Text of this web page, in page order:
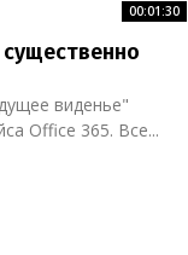
00:01:30
виденье"
развития пользовательского интерфейса Office 365. Все...